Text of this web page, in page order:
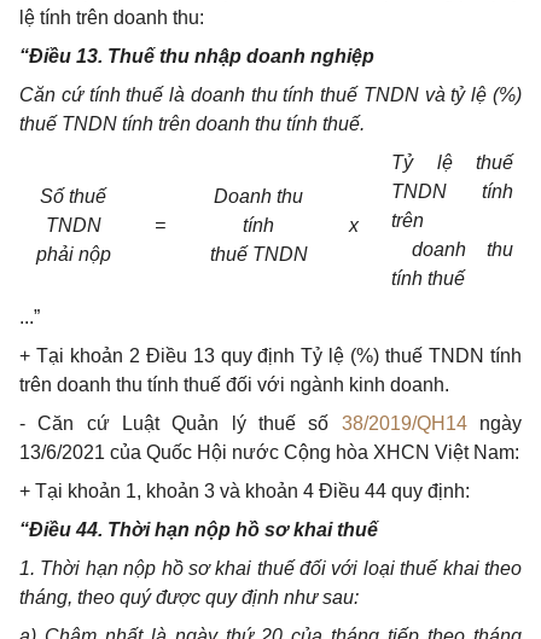
lệ tính trên doanh thu:
“Điều 13. Thuế thu nhập doanh nghiệp
Căn cứ tính thuế là doanh thu tính thuế TNDN và tỷ lệ (%)
thuế TNDN tính trên doanh thu tính thuế.
Số thuế
TNDN
phải nộp
=
Doanh thu
tính
thuếTNDN
x
Tỷ lệ thuế
TNDN tính
trên
doanh thu
tính thuế
...”
+ Tại khoản 2 Điều 13 quy định Tỷ lệ (%) thuế TNDN tính
trên doanh thu tính thuế đối với ngành kinh doanh.
- Căn cứ Luật Quản lý thuế số 38/2019/QH14ngày
13/6/2021 của Quốc Hội nước Cộng hòa XHCN Việt Nam:
+ Tại khoản 1, khoản 3 và khoản 4 Điều 44 quy định:
“Điều 44. Thời hạn nộp hồ sơ khai thuế
1. Thời hạn nộp hồ sơ khai thuế đối với loại thuế khai theo
tháng, theo quý được quy định như sau: